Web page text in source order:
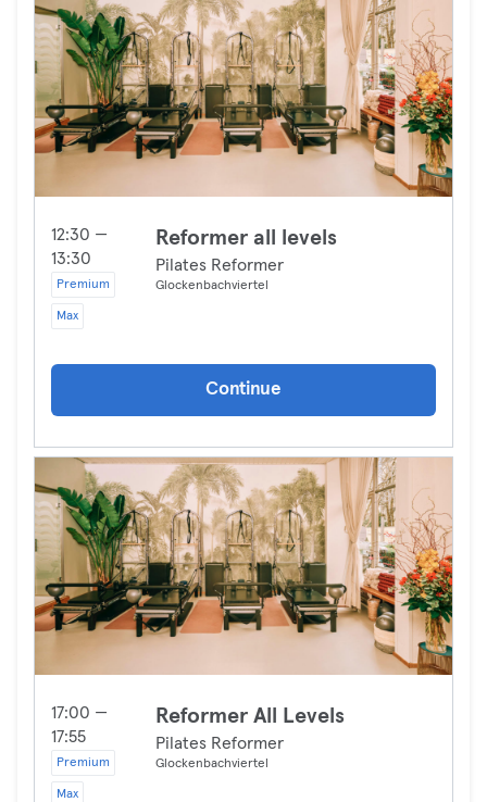
12:30 —
13:30
Premium
Max
Reformer all levels
Pilates Reformer
Glockenbachviertel
Continue
17:00 —
17:55
Premium
Max
Reformer All Levels
Pilates Reformer
Glockenbachviertel